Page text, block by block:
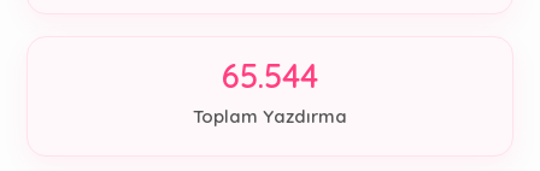
65.544
Toplam Yazdırma